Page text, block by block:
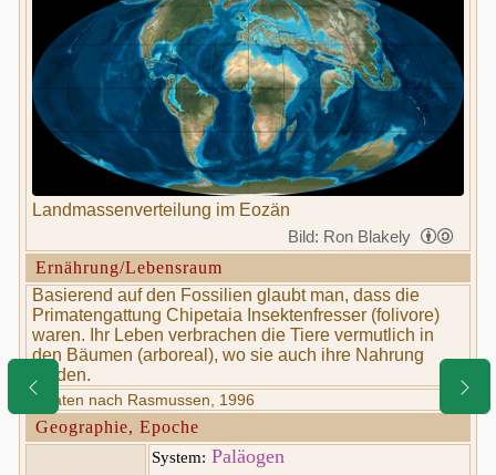
Landmassenverteilung im Eozän
Bild: Ron Blakely
Ernährung/Lebensraum
Basierend auf den Fossilien glaubt man, dass die
Primatengattung Chipetaia Insektenfresser (folivore)
waren. Ihr Leben verbrachen die Tiere vermutlich in
den Bäumen (arboreal), wo sie auch ihre Nahrung
fanden.
* Daten nach Rasmussen, 1996
Geographie, Epoche
System: Paläogen